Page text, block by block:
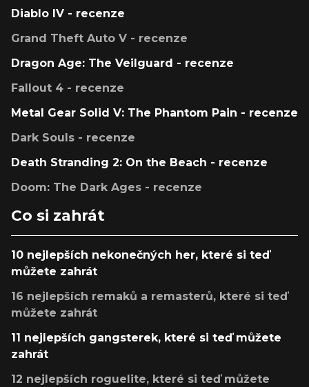
Diablo IV - recenze
Grand Theft Auto V - recenze
Dragon Age: The Veilguard - recenze
Fallout 4 - recenze
Metal Gear Solid V: The Phantom Pain - recenze
Dark Souls - recenze
Death Stranding 2: On the Beach - recenze
Doom: The Dark Ages - recenze
Co si zahrát
10 nejlepších nekonečných her, které si teď
můžete zahrát
16 nejlepších remaků a remasterů, které si teď
můžete zahrát
11 nejlepších gangsterek, které si teď můžete
zahrát
12 nejlepších roguelite, které si teď můžete